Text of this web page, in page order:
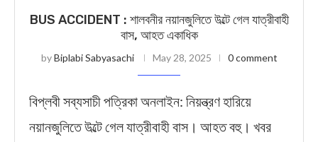
BUS ACCIDENT : শালবনীর নয়ানজুলিতে উল্টে গেল যাত্রীবাহী
বাস, আহত একাধিক
byBiplabi Sabyasachi May 28, 2025 0 comment
বিপ্লবী সব্যসাচী পত্রিকা অনলাইন: নিয়ন্ত্রণ হারিয়ে
নয়ানজুলিতে উল্টে গেল যাত্রীবাহী বাস। আহত বহু। খবর